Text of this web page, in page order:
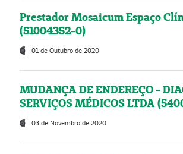
Prestador Mosaicum Espaço
(51004352-0)
01 de Outubro de 2020
MUDANÇA DE ENDEREÇO -
SERVIÇOS MÉDICOS LTDA
03 de Novembro de 2020